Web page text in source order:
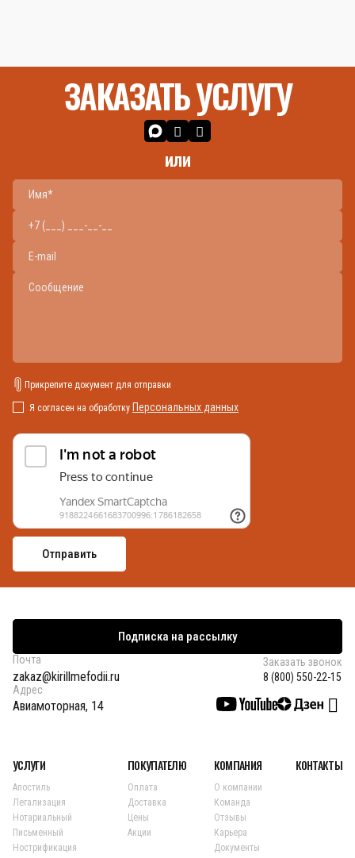
ЗАКАЗАТЬ УСЛУГУ
или
Прикрепите документ для отправки
Я согласен на обработку Персональных данных
Подписка на рассылку
Почта
zakaz@kirillmefodii.ru
Заказать звонок
8 (800) 550-22-15
Адрес
Авиамоторная, 14
УСЛУГИ
Апостиль
Легализация
Нотариальный
Письменный
Нострификация
ПОКУПАТЕЛЮ
Оплата
Доставка
Цены
Акции
КОМПАНИЯ
О компании
Команда
Отзывы
Карьера
Документы
КОНТАКТЫ